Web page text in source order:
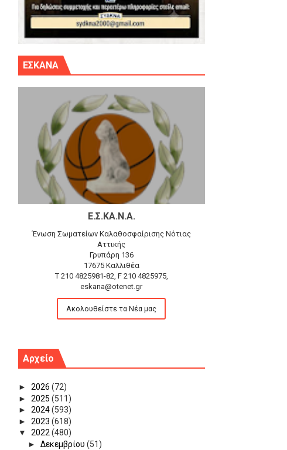
Αγίου Δημητρίου την Κυριακή 14.6.26
του αγώνα)
τον Προφήτη Ηλία 78-74 στα Καμίνια
ΕΣΚΑΝΑ
Ε.Σ.ΚΑ.Ν.Α.
Ένωση Σωματείων Καλαθοσφαίρισης Νότιας
Αττικής
Γρυπάρη 136
17675 Καλλιθέα
T 210 4825981-82, F 210 4825975,
eskana@otenet.gr
Ακολουθείστε τα Νέα μας
Αρχείο
► 2026 (72)
► 2025 (511)
► 2024(593)
► 2023 (618)
▼ 2022(480)
►Δεκεμβρίου(51)